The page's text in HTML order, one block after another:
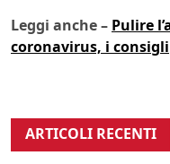
Leggi anche – Pulire
coronavirus, i consigli
ARTICOLI RECENTI